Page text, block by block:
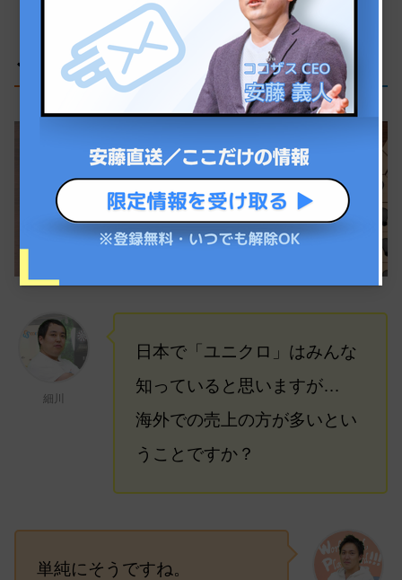
これまでの業績と今後の戦略
細川
日本で「ユニクロ」はみんな
知っていると思いますが…
海外での売上の方が多いとい
うことですか？
単純にそうですね。